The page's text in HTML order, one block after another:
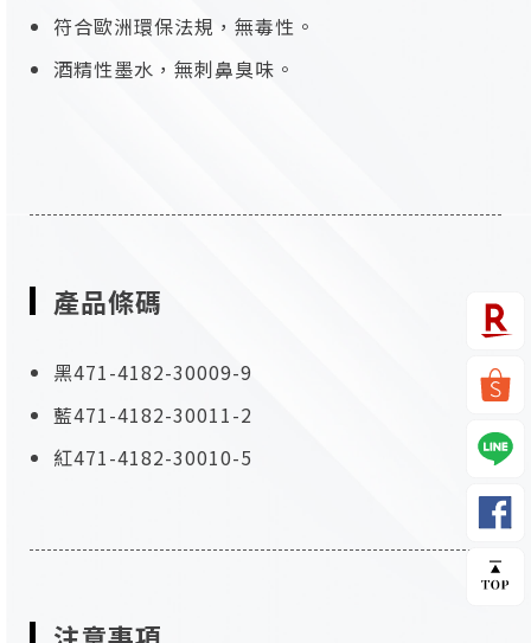
符合歐洲環保法規，無毒性。
酒精性墨水，無刺鼻臭味。
產品條碼
黑471-4182-30009-9
藍471-4182-30011-2
紅471-4182-30010-5